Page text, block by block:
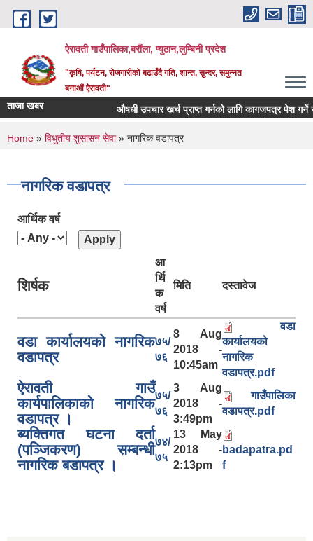
Skip to main content
ऐरावती गाउँपालिका,बरौंला, प्युठान,लुम्बिनी प्रदेश
"कृषि, पर्यटन, रोजगारीको बढाउँदै गति, शान्त, सुन्दर, समुन्नत
बनाऔं ऐरावती"
ताजा खबर औषधी उपचार खर्च प्राप्त गर्नको लागि कागजपत्र पेश गर्ने
You are here
Home » विधुतीय शुसासन सेवा» नागरिक वडापत्र
नागरिक वडापत्र
आर्थिक वर्ष
शिर्षक
आ
र्थि
क
वर्ष
मिति दस्तावेज
वडा कार्यालयको नागरिक
वडापत्र
७५/
७६
8 Aug
2018 -
10:45am
वडा
कार्यालयको
नागरिक
वडापत्र.pdf
ऐरावती गाउँ
कार्यपालिकाको नागरिक
वडापत्र ।
७५/
७६
3 Aug
2018 -
3:49pm
गाउँपालिका
वडापत्र.pdf
ब्यक्तिगत घटना दर्ता
(पञ्जिकरण) सम्बन्धी
नागरिक बडापत्र ।
७४/
७५
13 May
2018 -
2:13pm
badapatra.pd
f